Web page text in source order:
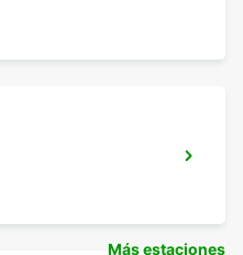
Más estaciones